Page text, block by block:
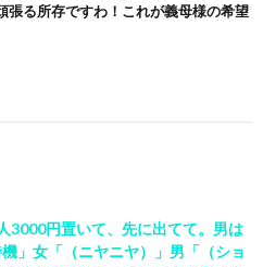
張る所存ですわ！これが義母様の希望
3000円置いて、先に出てて。男は
」女「（ニヤニヤ）」男「（ショ